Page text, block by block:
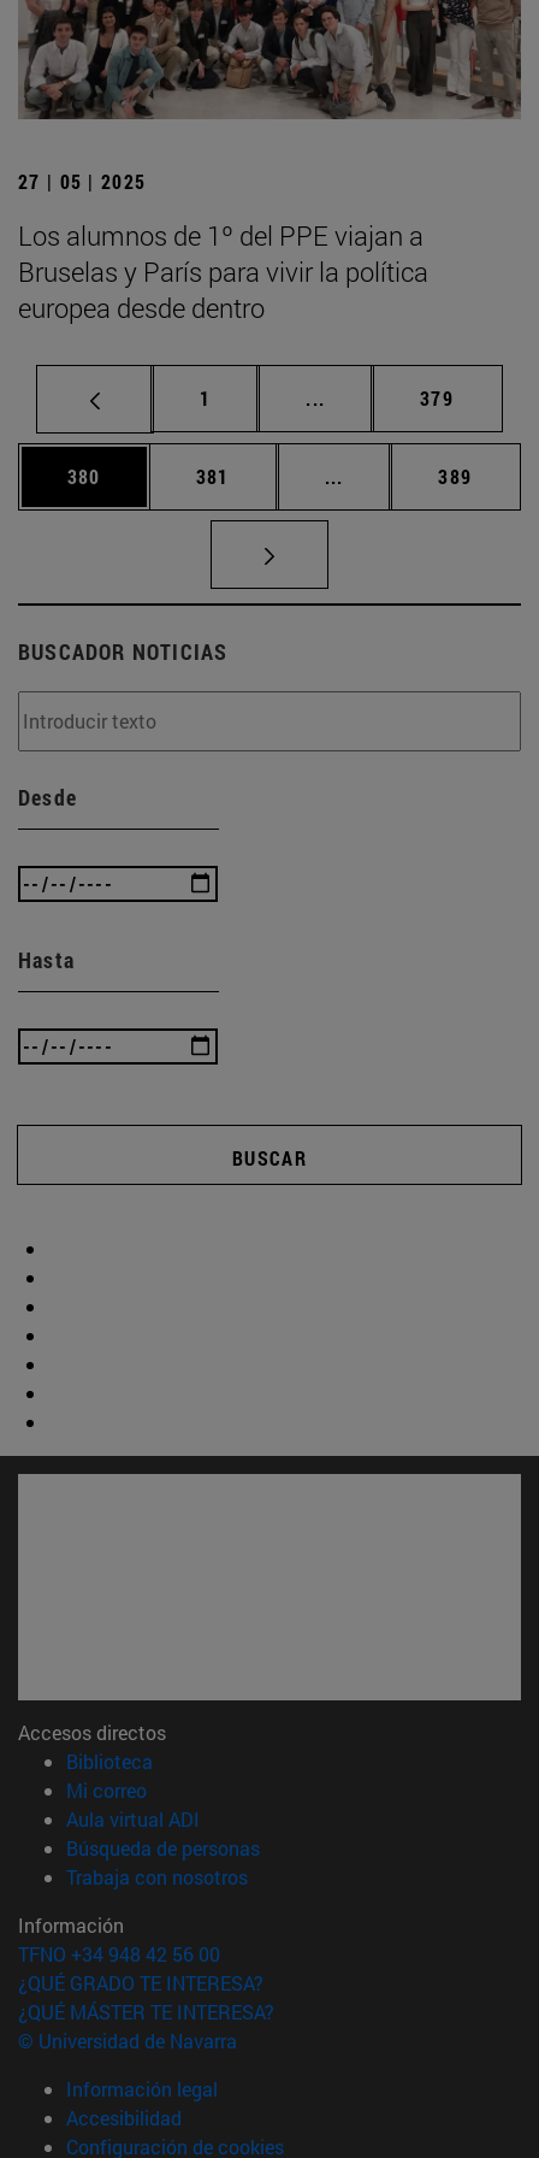
27 | 05 | 2025
Los alumnos de 1º del PPE viajan a
Bruselas y París para vivir la política
europea desde dentro
Página
1 ... Páginas intermedias
Página
379
Página
380 Página
381 ... Páginas intermedias
Página
389
BUSCADOR NOTICIAS
Desde
Hasta
BUSCAR
Accesos directos
Biblioteca
Mi correo(abre en nueva ventana)
Aula virtual ADI
Búsqueda de personas(abre en nueva ventana)
Trabaja con nosotros(abre en nueva ventana)
Información
TFNO +34 948 42 56 00
¿QUÉ GRADO TE INTERESA?
¿QUÉ MÁSTER TE INTERESA?
© Universidad de Navarra
Información legal
Accesibilidad
Configuración de cookies